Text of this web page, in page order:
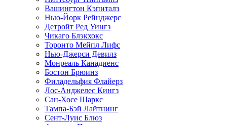
Вашингтон Кэпиталз
Нью-Йорк Рейнджерс
Детройт Ред Уингз
Чикаго Блэкхокс
Торонто Мейпл Лифс
Нью-Джерси Девилз
Монреаль Канадиенс
Бостон Брюинз
Филадельфия Флайерз
Лос-Анджелес Кингз
Сан-Хосе Шаркс
Тампа-Бэй Лайтнинг
Сент-Луис Блюз